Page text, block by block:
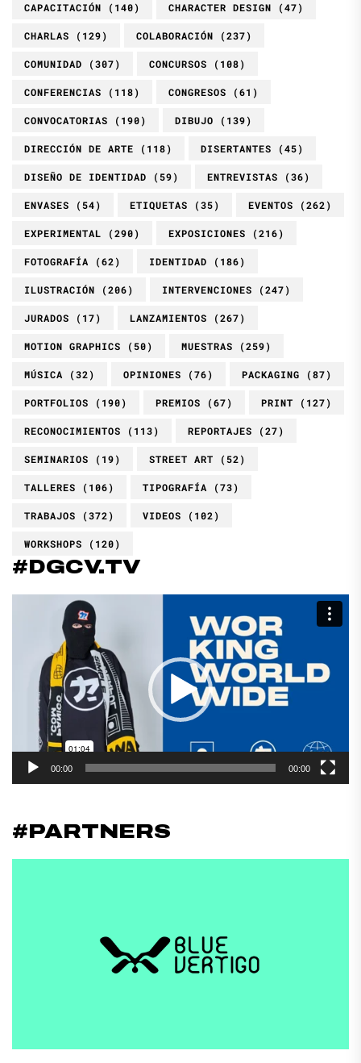
CAPACITACIÓN (140) CHARACTER DESIGN (47)
CHARLAS (129) COLABORACIÓN (237)
COMUNIDAD (307) CONCURSOS (108)
CONFERENCIAS (118) CONGRESOS (61)
CONVOCATORIAS (190) DIBUJO (139)
DIRECCIÓN DE ARTE (118) DISERTANTES (45)
DISEÑO DE IDENTIDAD (59) ENTREVISTAS (36)
ENVASES (54) ETIQUETAS (35) EVENTOS (262)
EXPERIMENTAL (290) EXPOSICIONES (216)
FOTOGRAFÍA (62) IDENTIDAD (186)
ILUSTRACIÓN (206) INTERVENCIONES (247)
JURADOS (17) LANZAMIENTOS (267)
MOTION GRAPHICS (50) MUESTRAS (259)
MÚSICA (32) OPINIONES (76) PACKAGING (87)
PORTFOLIOS (190) PREMIOS (67) PRINT (127)
RECONOCIMIENTOS (113) REPORTAJES (27)
SEMINARIOS (19) STREET ART (52)
TALLERES (106) TIPOGRAFÍA (73)
TRABAJOS (372) VIDEOS (102)
WORKSHOPS (120)
#DGCV.TV
Reproductor
00:00 00:00
#PARTNERS